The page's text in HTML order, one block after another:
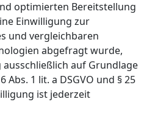
optimierten Bereitstellung
Einwilligung zur
und vergleichbaren
abgefragt wurde,
auf Grundlage
1 lit. a DSGVO und § 25
ist jederzeit